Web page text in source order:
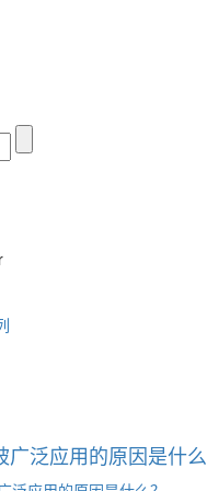
广泛应用的原因是什